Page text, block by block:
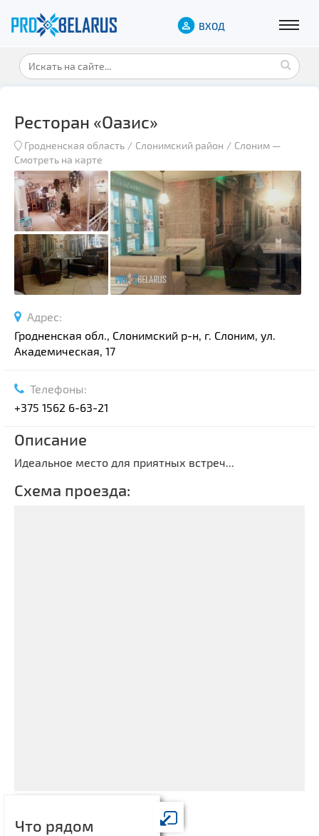
ВХОД
Ресторан «Оазис»
Гродненская область Слонимский район Слоним —
Смотреть на карте
Адрес:
Гродненская обл., Слонимский р-н, г. Слоним, ул.
Академическая, 17
Телефоны:
+375 1562 6-63-21
Описание
Идеальное место для приятных встреч...
Схема проезда:
Что рядом